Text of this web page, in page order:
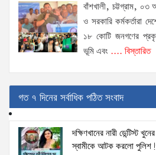
বাঁশখালী, চট্টগ্রাম,
ও সরকারি কর্মকর্তারা
১৮ কোটি জনগণের
ভূমি এবং .... বিস্তারিত
গত ৭ দিনের সর্বাধিক পঠিত সংবাদ
দক্ষিণখানের নারী ডেন্টিস্ট
স্বামীকে আটক করলো